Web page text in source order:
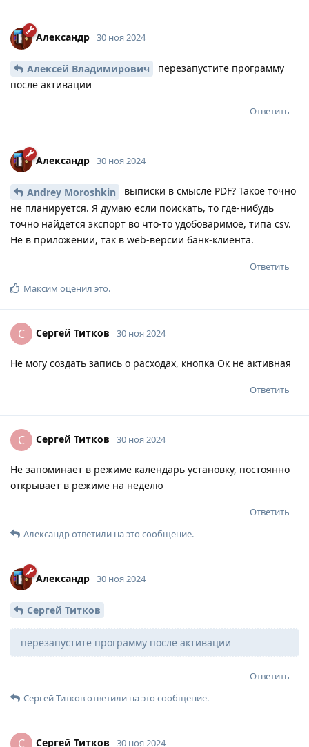
Александр 30 ноя 2024
Алексей Владимирович
перезапустите программу
после активации
Ответить
Александр 30 ноя 2024
Andrey Moroshkin
выписки в смысле PDF? Такое точно
не планируется. Я думаю если поискать, то где-нибудь
точно найдется экспорт во что-то удобоваримое, типа csv.
Не в приложении, так в web-версии банк-клиента.
Ответить
Максим оценил это.
С Сергей Титков 30 ноя 2024
Не могу создать запись о расходах, кнопка Ок не активная
Ответить
С Сергей Титков 30 ноя 2024
Не запоминает в режиме календарь установку, постоянно
открывает в режиме на неделю
Ответить
Александрответили на это сообщение.
Александр 30 ноя 2024
Сергей Титков
перезапустите программу после активации
Ответить
Сергей Титковответили на это сообщение.
С Сергей Титков 30 ноя 2024